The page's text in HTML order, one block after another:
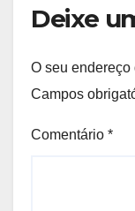
Deixe
O seu
Campos
Comentário *